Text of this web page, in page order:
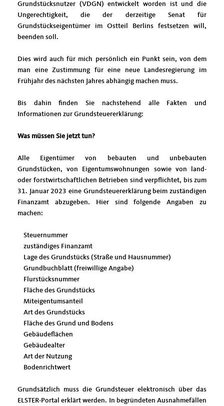
Grundstücksnutzer (VDGN) entwickelt worden ist und die
Ungerechtigkeit, die der derzeitige Senat für
Grundstückseigentümer im Ostteil Berlins festsetzen will,
beenden soll.
Dies wird auch für mich persönlich ein Punkt sein, von dem
man eine Zustimmung für eine neue Landesregierung im
Frühjahr des nächsten Jahres abhängig machen muss.
Bis dahin finden Sie nachstehend alle Fakten und
Informationen zur Grundsteuererklärung:
Was müssen Sie jetzt tun?
Alle Eigentümer von bebauten und unbebauten
Grundstücken, von Eigentumswohnungen sowie von land-
oder forstwirtschaftlichen Betrieben sind verpflichtet, bis zum
31. Januar 2023 eine Grundsteuererklärung beim zuständigen
Finanzamt abzugeben. Hier sind folgende Angaben zu
machen:
Steuernummer
zuständiges Finanzamt
Lage des Grundstücks (Straße und Hausnummer)
Grundbuchblatt (freiwillige Angabe)
Flurstücksnummer
Fläche des Grundstücks
Miteigentumsanteil
Art des Grundstücks
Fläche des Grund und Bodens
Gebäudeflächen
Gebäudealter
Art der Nutzung
Bodenrichtwert
Grundsätzlich muss die Grundsteuer elektronisch über das
ELSTER-Portal erklärt werden. In begründeten Ausnahmefällen